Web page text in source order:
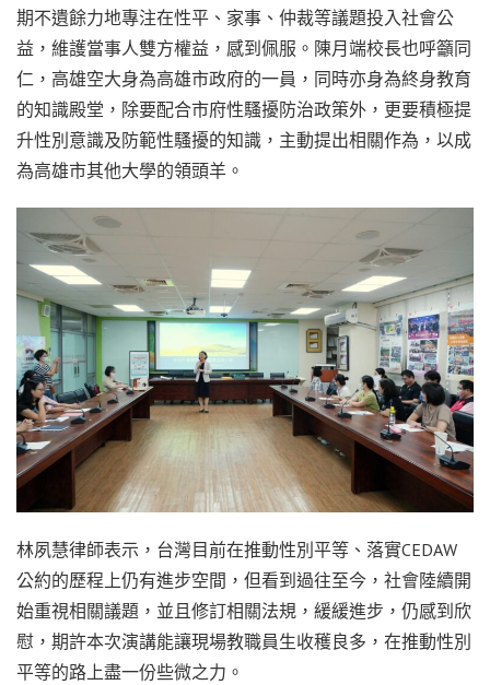
期不遺餘力地專注在性平、家事、仲裁等議題投入社會公
益，維護當事人雙方權益，感到佩服。陳月端校長也呼籲同
仁，高雄空大身為高雄市政府的一員，同時亦身為終身教育
的知識殿堂，除要配合市府性騷擾防治政策外，更要積極提
升性別意識及防範性騷擾的知識，主動提出相關作為，以成
為高雄市其他大學的領頭羊。
林夙慧律師表示，台灣目前在推動性別平等、落實CEDAW
公約的歷程上仍有進步空間，但看到過往至今，社會陸續開
始重視相關議題，並且修訂相關法規，緩緩進步，仍感到欣
慰，期許本次演講能讓現場教職員生收穫良多，在推動性別
平等的路上盡一份些微之力。